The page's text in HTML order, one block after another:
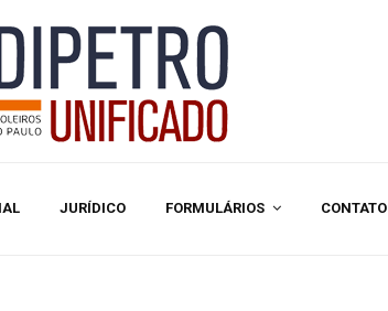
JURÍDICO FORMULÁRIOS CONTATO